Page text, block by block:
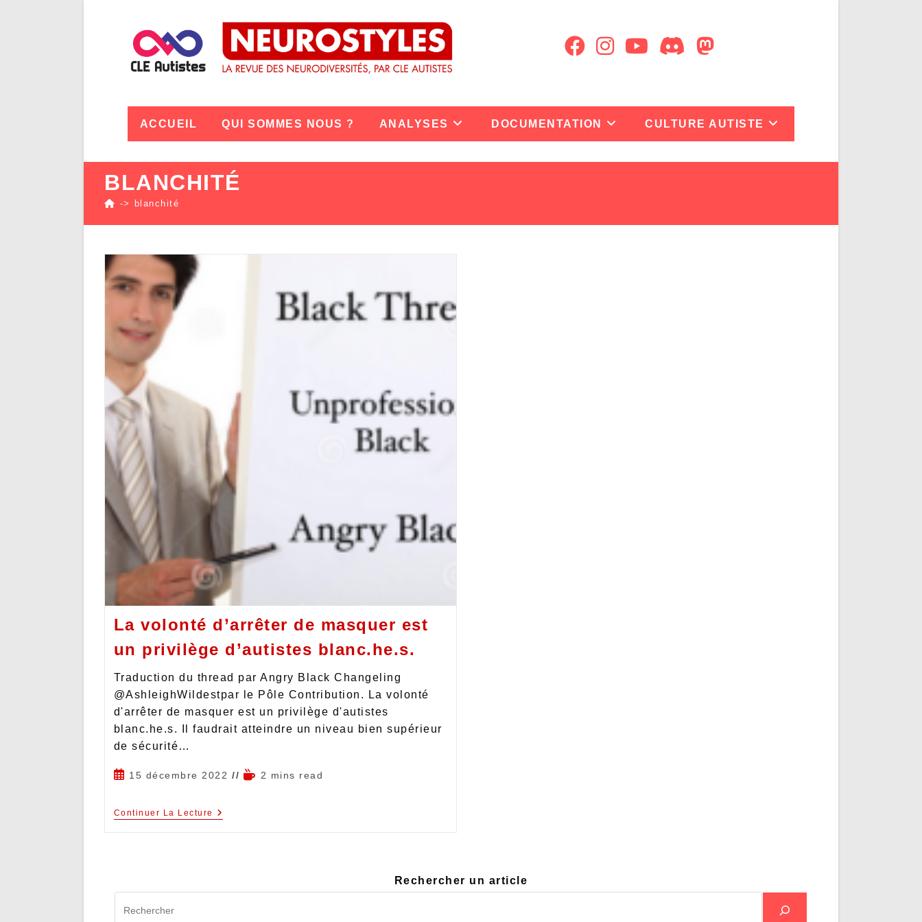
ACCUEIL QUI SOMMES NOUS ? ANALYSES DOCUMENTATION CULTURE AUTISTE
BLANCHITÉ
-> blanchité
La volonté d’arrêter de masquer est
un privilège d’autistes blanc.he.s.
Traduction du thread par Angry Black Changeling
@AshleighWildestpar le Pôle Contribution. La volonté
d'arrêter de masquer est un privilège d'autistes
blanc.he.s. Il faudrait atteindre un niveau bien supérieur
de sécurité…
15 décembre 2022 2 mins read
Continuer La Lecture
Rechercher un article